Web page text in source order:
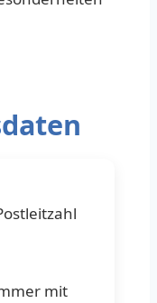
mit